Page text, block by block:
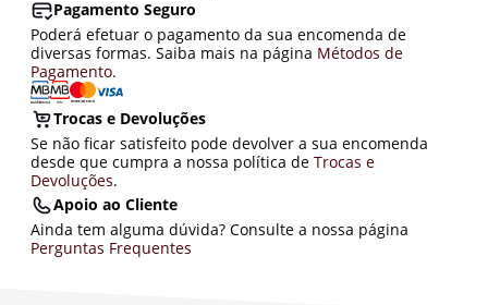
Pagamento Seguro
Poderá efetuar o pagamento da sua encomenda de
diversas formas. Saiba mais na página Métodos de
Pagamento.
Trocas e Devoluções
Se não ficar satisfeito pode devolver a sua encomenda
desde que cumpra a nossa política de Trocas e
Devoluções.
Apoio ao Cliente
Ainda tem alguma dúvida? Consulte a nossa página
Perguntas Frequentes